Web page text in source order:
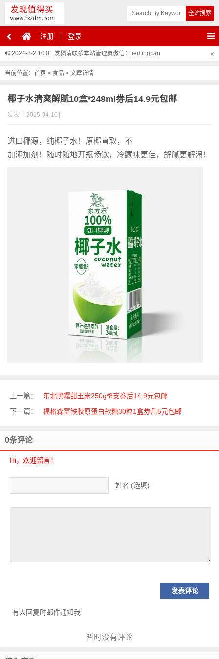
注册 登录
2024-8-2 10:01 发稿请联系本站管理员微信：jiemingpan ×
当前位置： 首页 > 食品 > 文章详情
椰子水清爽解腻10盒*248ml劵后14.9元包邮
发表于 2025-04-10
进口椰源，纯椰子水！原椰直取，不
加添加剂！随时随地开瓶畅饮，冷藏味更佳，解腻更解渴！
上一篇：
东北黑糯甜玉米250g*8支劵后14.9元包邮
下一篇：
福格森富铁胶原蛋白软糖30粒1盒券后5元包邮
0条评论
Hi，欢迎留言！
姓名 (选填)
有人回复时邮件通知我
暂时没有评论